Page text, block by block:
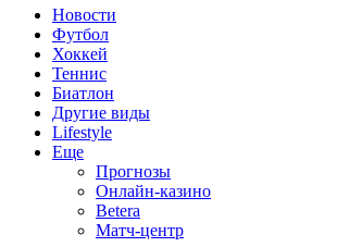
Новости
Футбол
Хоккей
Теннис
Биатлон
Другие виды
Lifestyle
Еще
Прогнозы
Онлайн-казино
Betera
Матч-центр